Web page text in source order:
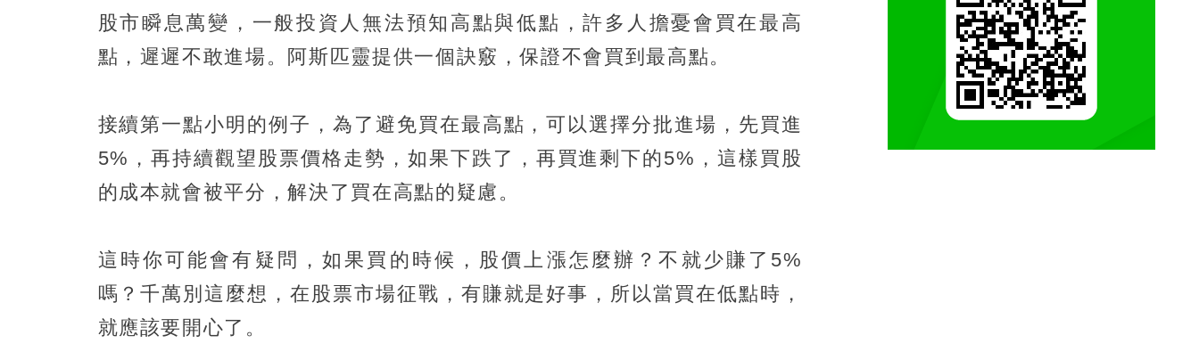
股市瞬息萬變，一般投資人無法預知高點與低點，許多人擔憂會買在最高
點，遲遲不敢進場。阿斯匹靈提供一個訣竅，保證不會買到最高點。
接續第一點小明的例子，為了避免買在最高點，可以選擇分批進場，先買進
5%，再持續觀望股票價格走勢，如果下跌了，再買進剩下的5%，這樣買股
的成本就會被平分，解決了買在高點的疑慮。
這時你可能會有疑問，如果買的時候，股價上漲怎麼辦？不就少賺了5%
嗎？千萬別這麼想，在股票市場征戰，有賺就是好事，所以當買在低點時，
就應該要開心了。